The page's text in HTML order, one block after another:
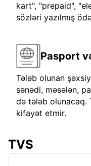
kart", "prepaid",
sözləri yazılmış
Pasport
Tələb olunan
sənədi, məsələn,
də tələb olunacaq.
kifayət etmir.
TVS